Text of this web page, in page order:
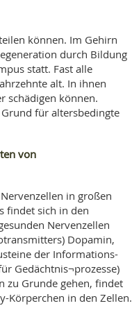
können. Im Gehirn
durch Bildung
statt. Fast alle
alt. In ihnen
schädigen können.
für altersbedingte
von
in großen
findet sich in den
Nervenzellen
Dopamin,
der Informations-
Gedächtnis¬prozesse)
zu Grunde gehen, findet
Körperchen in den Zellen.